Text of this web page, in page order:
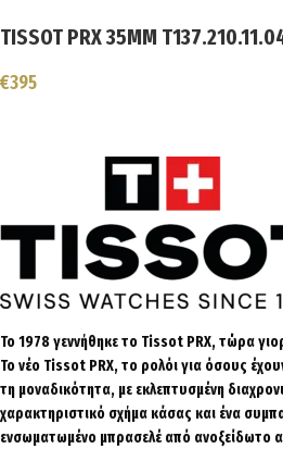
TISSOT PRX 35MM
€395
Το 1978 γεννήθηκε το Tissot PRX, τώρα
Το νέο Tissot PRX, το ρολόι για όσους
τη μοναδικότητα, με εκλεπτυσμένη
χαρακτηριστικό σχήμα κάσας και ένα
ενσωματωμένο μπρασελέ από ανοξείδωτο